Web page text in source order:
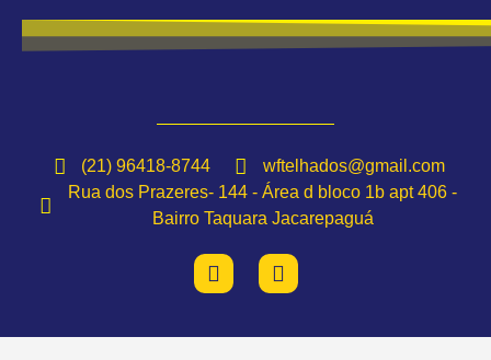
(21) 96418-8744
wftelhados@gmail.com
Rua dos Prazeres- 144 - Área d bloco 1b apt 406 -
Bairro Taquara Jacarepaguá